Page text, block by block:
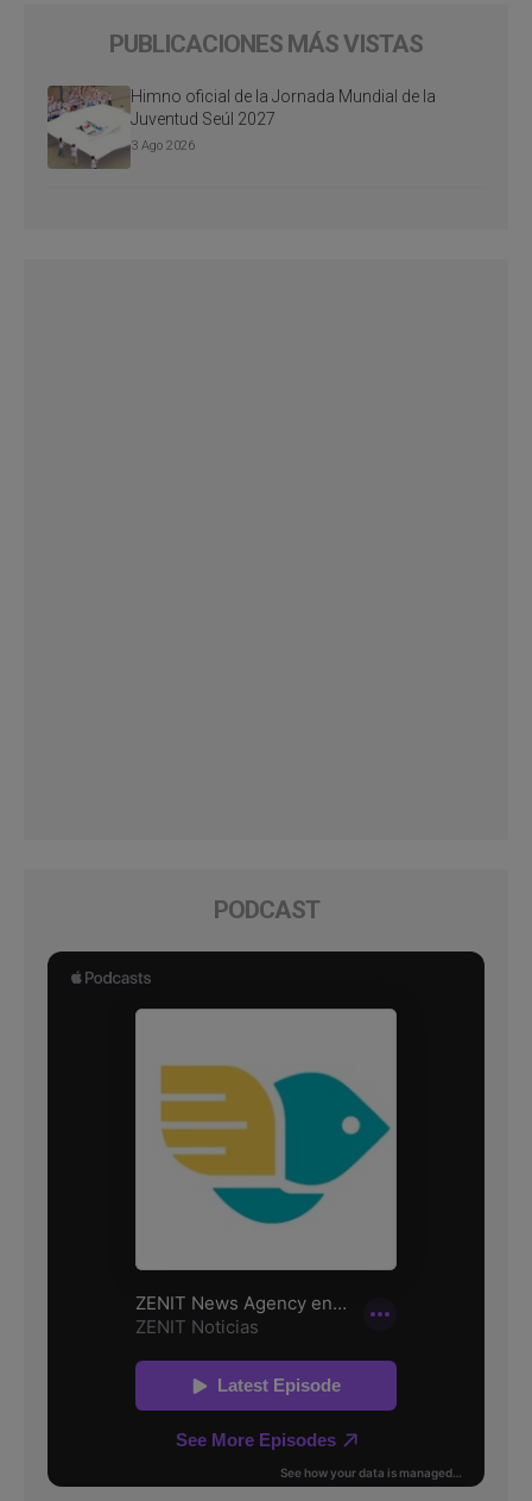
PUBLICACIONES MÁS VISTAS
Himno oficial de la Jornada Mundial de la
Juventud Seúl 2027
3 Ago 2026
PODCAST